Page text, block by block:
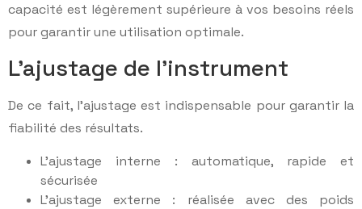
capacité est légèrement supérieure à vos besoins réels
pour garantir une utilisation optimale.
L’ajustage de l’instrument
De ce fait, l’ajustage est indispensable pour garantir la
fiabilité des résultats.
L’ajustage interne : automatique, rapide et
sécurisée
L’ajustage externe : réalisée avec des poids